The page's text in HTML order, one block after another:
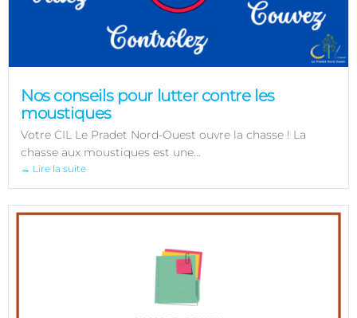
Nos conseils pour lutter contre les
moustiques
Votre CIL Le Pradet Nord-Ouest ouvre la chasse ! La
chasse aux moustiques est une...
→ Lire la suite